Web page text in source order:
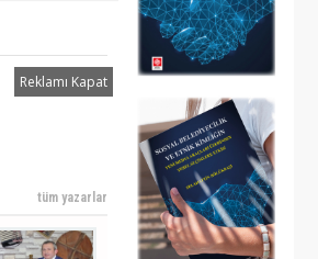
Reklamı Kapat
tüm yazarlar